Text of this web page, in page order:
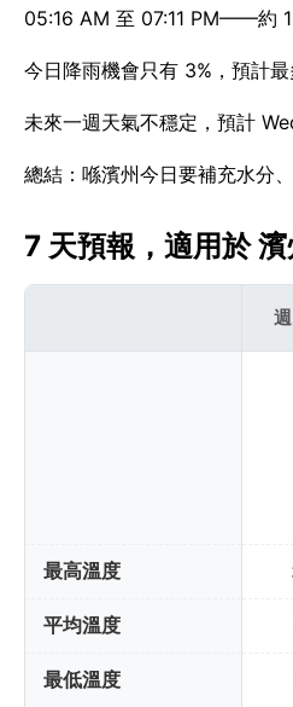
05:16 AM 至 07:11 PM——約
今日降雨機會只有 3%，預計
未來一週天氣不穩定，預計
總結：喺濱州今日要補充水分
7 天預報，適用於
最高溫度
平均溫度
最低溫度